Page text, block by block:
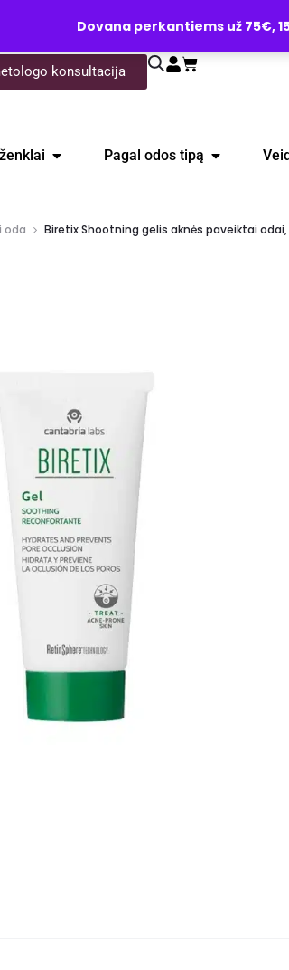
Dovana perkantiems už 75€,
konsultacija
Pagal odos tipą
oda Biretix Shootning gelis aknės paveiktai